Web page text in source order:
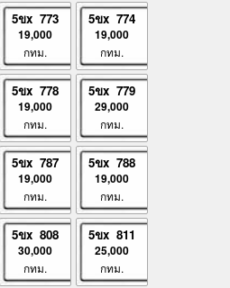
5ขx 773
19,000
กทม.
5ขx 774
19,000
กทม.
5ขx 778
19,000
กทม.
5ขx 779
29,000
กทม.
5ขx 787
19,000
กทม.
5ขx 788
19,000
กทม.
5ขx 808
30,000
กทม.
5ขx 811
25,000
กทม.